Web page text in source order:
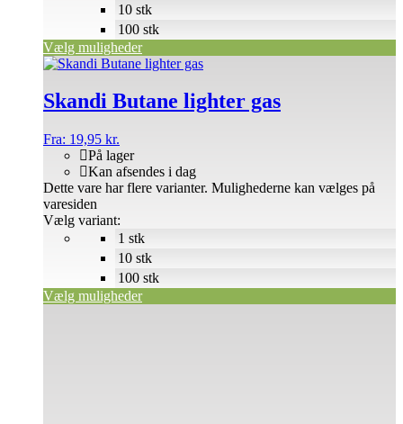
Vælg muligheder
10 stk
100 stk
Skandi Butane lighter gas
Fra: 19,95 kr.
På lager
Kan afsendes i dag
Vælg variant:
Vælg muligheder
Dette vare har flere varianter. Mulighederne kan vælges på
varesiden
1 stk
10 stk
100 stk